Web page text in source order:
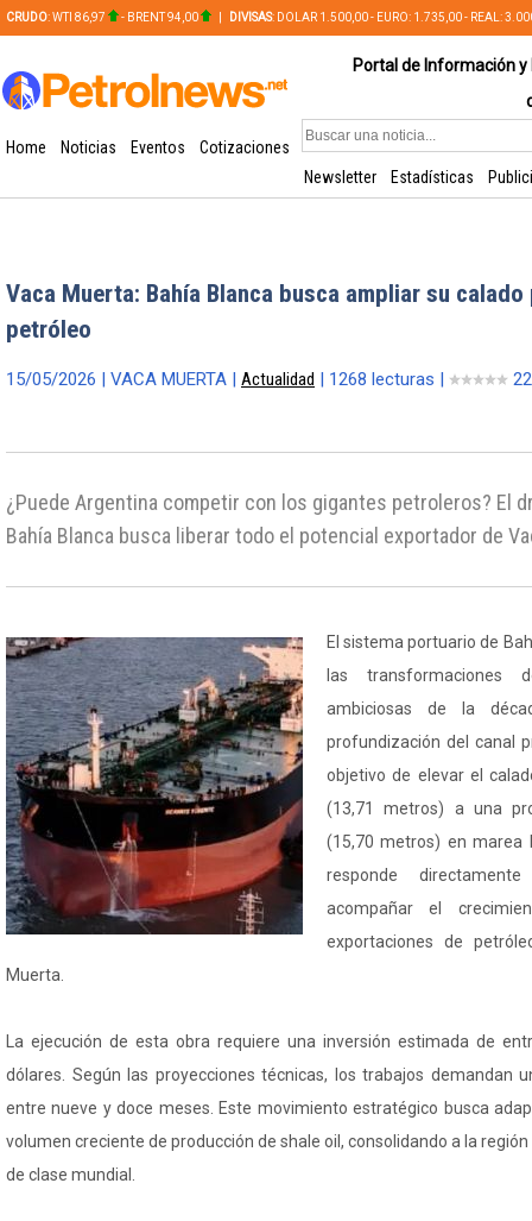
CRUDO: WTI 86,97 - BRENT 94,00 DIVISAS: DOLAR 1.500,00 - EURO: 1.735,00 - REAL:
Portal de Información
Home Noticias Eventos
Cotizaciones
Newsletter
Estadísticas
Vaca Muerta: Bahía Blanca busca ampliar su
petróleo
15/05/2026 | VACA MUERTA | Actualidad | 1268 lecturas |
¿Puede Argentina competir con los gigantes petroleros? El
Bahía Blanca busca liberar todo el potencial exportador de
El sistema portuario de
las transformaciones
ambiciosas de la
profundización del canal
objetivo de elevar el
(13,71 metros) a una
(15,70 metros) en marea
responde
acompañar el
exportaciones de
Muerta.
La ejecución de esta obra requiere una inversión estimada de
dólares. Según las proyecciones técnicas, los trabajos demandan
entre nueve y doce meses. Este movimiento estratégico busca
volumen creciente de producción de shale oil, consolidando a la
de clase mundial.